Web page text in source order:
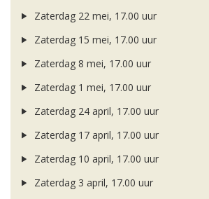
Zaterdag 22 mei, 17.00 uur
Zaterdag 15 mei, 17.00 uur
Zaterdag 8 mei, 17.00 uur
Zaterdag 1 mei, 17.00 uur
Zaterdag 24 april, 17.00 uur
Zaterdag 17 april, 17.00 uur
Zaterdag 10 april, 17.00 uur
Zaterdag 3 april, 17.00 uur